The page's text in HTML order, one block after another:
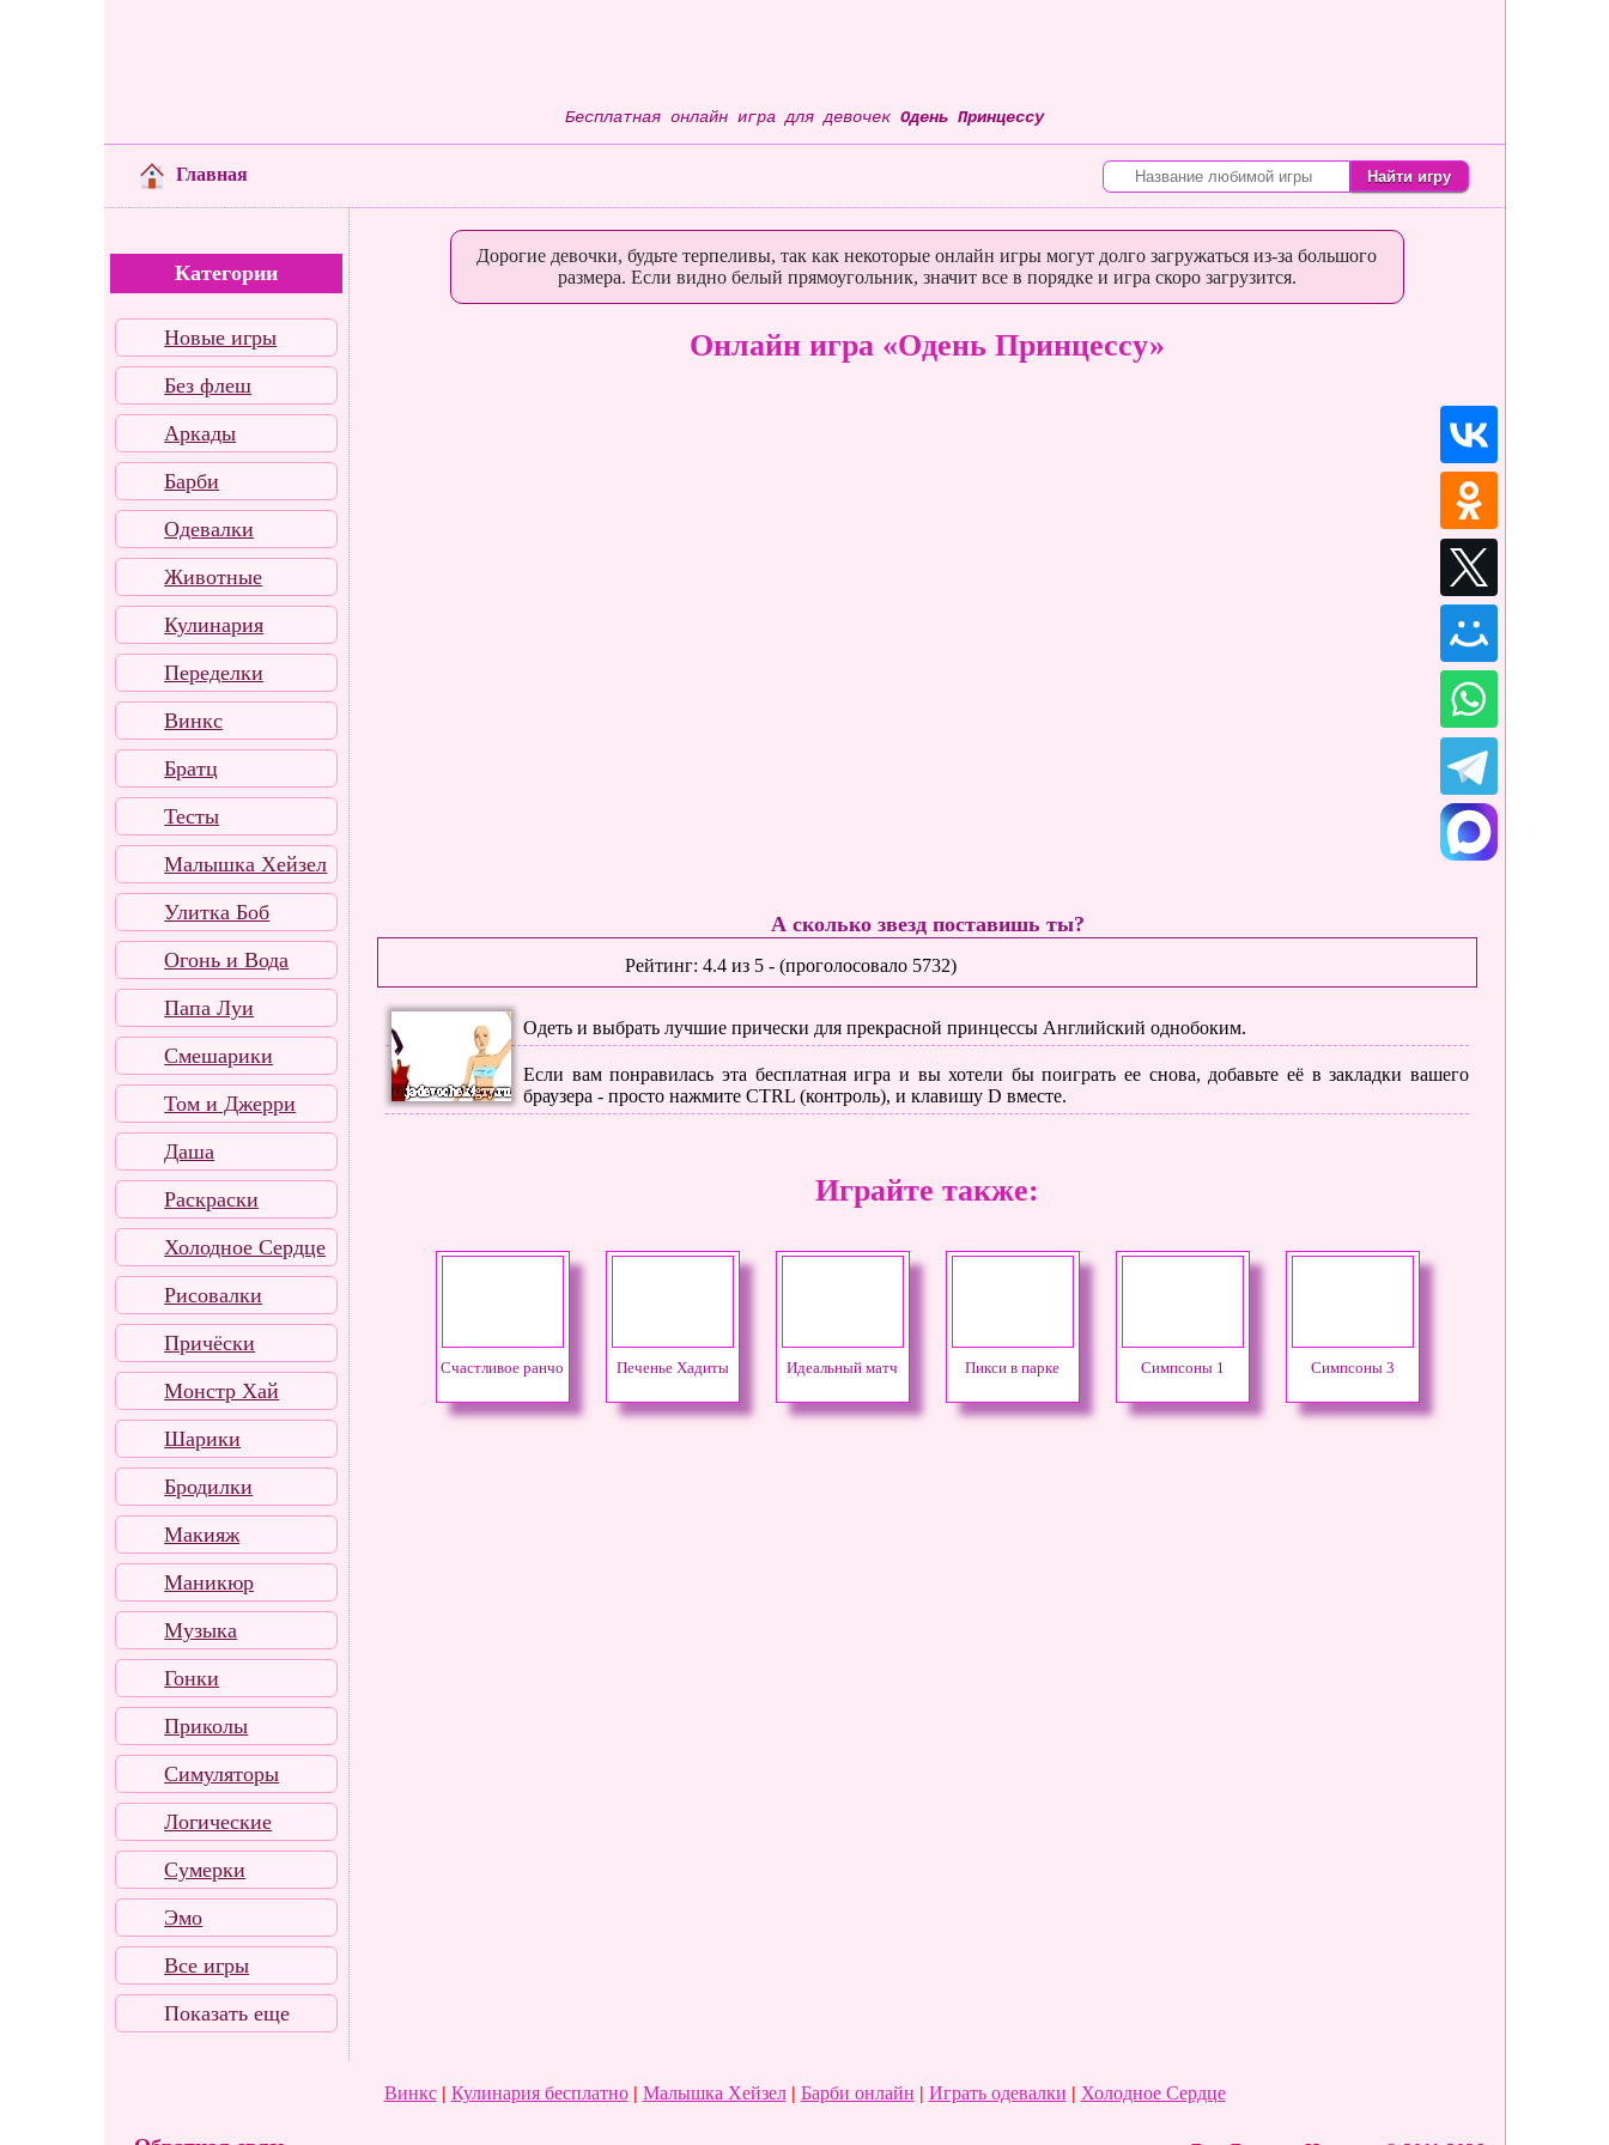
Бесплатная онлайн игра для девочек Одень Принцессу
Главная
Категории
Новые игры
Без флеш
Аркады
Барби
Одевалки
Животные
Кулинария
Переделки
Винкс
Братц
Тесты
Малышка Хейзел
Улитка Боб
Огонь и Вода
Папа Луи
Смешарики
Том и Джерри
Даша
Раскраски
Холодное Сердце
Рисовалки
Причёски
Монстр Хай
Шарики
Бродилки
Макияж
Маникюр
Музыка
Гонки
Приколы
Симуляторы
Логические
Сумерки
Эмо
Все игры
Показать еще
Дорогие девочки, будьте терпеливы, так как некоторые онлайн игры могут долго загружаться из-за большого
размера. Если видно белый прямоугольник, значит все в порядке и игра скоро загрузится.
Онлайн игра «Одень Принцессу»
А сколько звезд поставишь ты?
Рейтинг:4.4 из 5 - (проголосовало 5732)
Одеть и выбрать лучшие прически для прекрасной принцессы Английский однобоким.
Если вам понравилась эта бесплатная игра и вы хотели бы поиграть ее снова, добавьте её в закладки вашего
браузера - просто нажмите CTRL (контроль), и клавишу D вместе.
Играйте также:
Счастливое ранчо Печенье Хадиты Идеальный матч Пикси в парке Симпсоны 1 Симпсоны 3
Винкс| Кулинария бесплатно| Малышка Хейзел| Барби онлайн | Играть одевалки | Холодное Сердце